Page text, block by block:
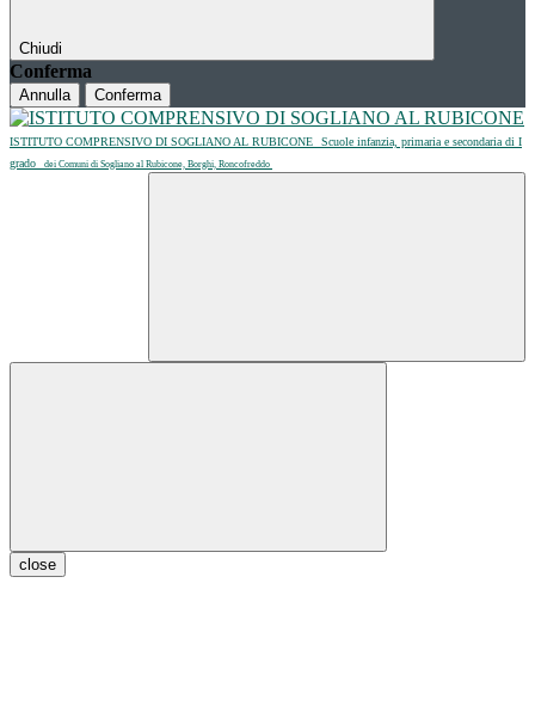
Chiudi
Conferma
Annulla Conferma
ISTITUTO COMPRENSIVO DI SOGLIANO AL RUBICONE
Scuole infanzia, primaria e secondaria di I
grado
dei Comuni di Sogliano al Rubicone, Borghi, Roncofreddo
close